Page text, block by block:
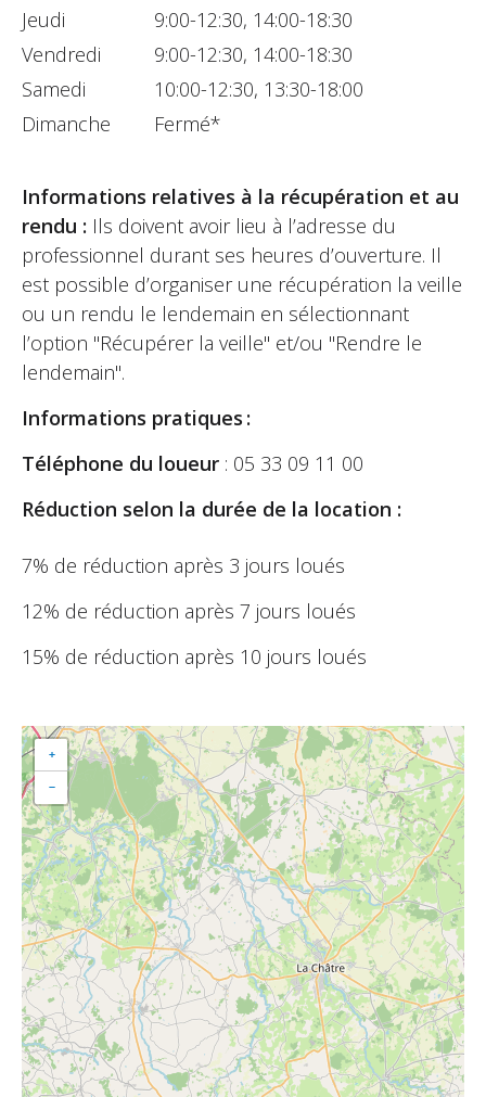
Jeudi
Vendredi
Samedi
Dimanche
9:00-12:30, 14:00-18:30
9:00-12:30, 14:00-18:30
10:00-12:30, 13:30-18:00
Fermé*
Informations relatives à la récupération et au
rendu : Ils doivent avoir lieu à l’adresse du
professionnel durant ses heures d’ouverture. Il
est possible d’organiser une récupération la veille
ou un rendu le lendemain en sélectionnant
l’option "Récupérer la veille" et/ou "Rendre le
lendemain".
Informations pratiques :
Téléphone du loueur : 05 33 09 11 00
Réduction selon la durée de la location :
7% de réduction après 3 jours loués
12% de réduction après 7 jours loués
15% de réduction après 10 jours loués
+
−